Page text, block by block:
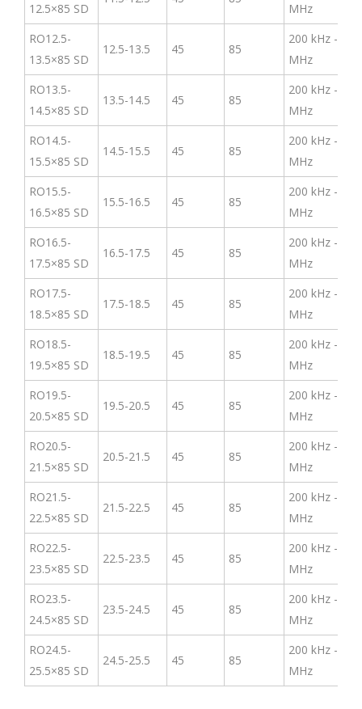
12.5×85 SD
MHz
RO12.5-
13.5×85 SD
12.5-13.5 45 85
200 kHz -3
MHz
RO13.5-
14.5×85 SD
13.5-14.5 45 85
200 kHz -3
MHz
RO14.5-
15.5×85 SD
14.5-15.5 45 85
200 kHz -3
MHz
RO15.5-
16.5×85 SD
15.5-16.5 45 85
200 kHz -3
MHz
RO16.5-
17.5×85 SD
16.5-17.5 45 85
200 kHz -3
MHz
RO17.5-
18.5×85 SD
17.5-18.5 45 85
200 kHz -3
MHz
RO18.5-
19.5×85 SD
18.5-19.5 45 85
200 kHz -3
MHz
RO19.5-
20.5×85 SD
19.5-20.5 45 85
200 kHz -3
MHz
RO20.5-
21.5×85 SD
20.5-21.5 45 85
200 kHz -3
MHz
RO21.5-
22.5×85 SD
21.5-22.5 45 85
200 kHz -3
MHz
RO22.5-
23.5×85 SD
22.5-23.5 45 85
200 kHz -3
MHz
RO23.5-
24.5×85 SD
23.5-24.5 45 85
200 kHz -3
MHz
RO24.5-
25.5×85 SD
24.5-25.5 45 85
200 kHz -3
MHz